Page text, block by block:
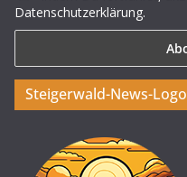
Datenschutzerklärung.
Steigerwald-News-Logo